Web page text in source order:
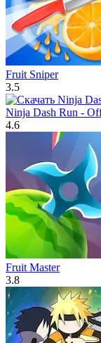
Fruit Sniper
3.5
Ninja Dash Run -
4.6
Fruit Master
3.8